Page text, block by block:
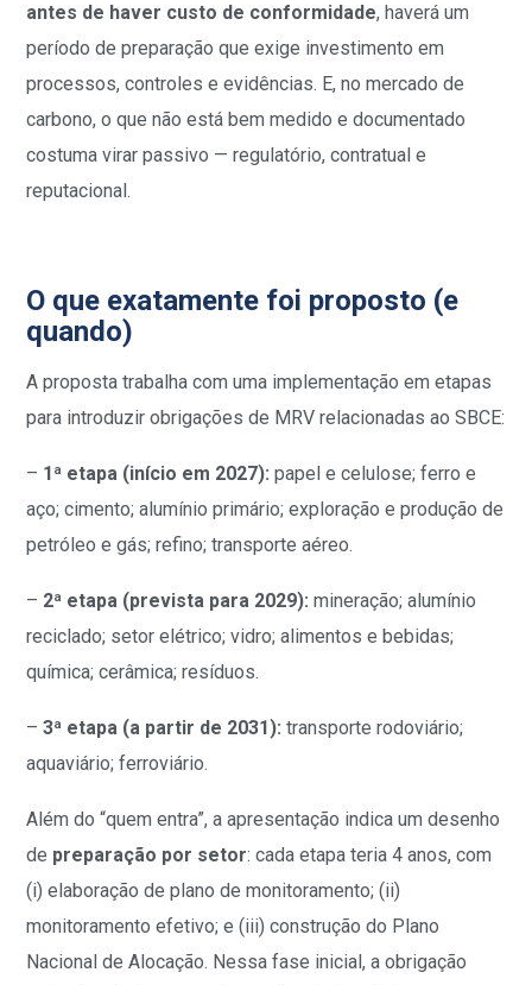
antes de haver custo de conformidade, haverá um
período de preparação que exige investimento em
processos, controles e evidências. E, no mercado de
carbono, o que não está bem medido e documentado
costuma virar passivo — regulatório, contratual e
reputacional.
O que exatamente foi proposto (e
quando)
A proposta trabalha com uma implementação em etapas
para introduzir obrigações de MRV relacionadas ao SBCE:
– 1ª etapa (início em 2027): papel e celulose; ferro e
aço; cimento; alumínio primário; exploração e produção de
petróleo e gás; refino; transporte aéreo.
– 2ª etapa (prevista para 2029): mineração; alumínio
reciclado; setor elétrico; vidro; alimentos e bebidas;
química; cerâmica; resíduos.
–3ª etapa (a partir de 2031): transporte rodoviário;
aquaviário; ferroviário.
Além do “quem entra”, a apresentação indica um desenho
de preparação por setor: cada etapa teria 4 anos, com
(i) elaboração de plano de monitoramento; (ii)
monitoramento efetivo; e (iii) construção do Plano
Nacional de Alocação. Nessa fase inicial, a obrigação